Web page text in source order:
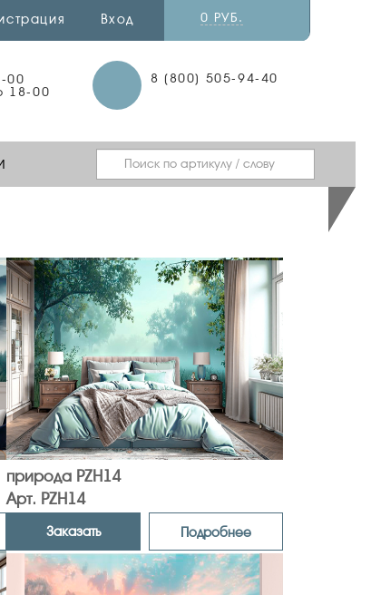
00
18-00
8 (800) 505-94-40
Вход 0 РУБ.
природа PZH14
Арт. PZH14
Заказать Подробнее